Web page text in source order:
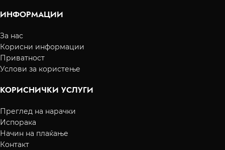
ИНФОРМАЦИИ
За нас
Корисни информации
Приватност
Услови за користење
КОРИСНИЧКИ УСЛУГИ
Преглед на нарачки
Испорака
Начин на плаќање
Контакт